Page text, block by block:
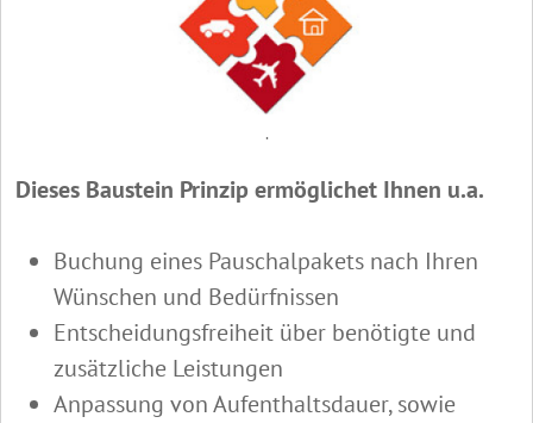
.
Dieses Baustein Prinzip ermöglichet Ihnen u.a.
Buchung eines Pauschalpakets nach Ihren
Wünschen und Bedürfnissen
Entscheidungsfreiheit über benötigte und
zusätzliche Leistungen
Anpassung von Aufenthaltsdauer, sowie